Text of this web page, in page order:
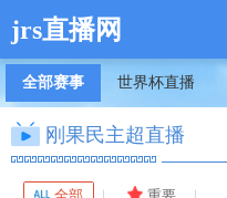
jrs直播网
全部赛事 世界杯直播
刚果民主超直播